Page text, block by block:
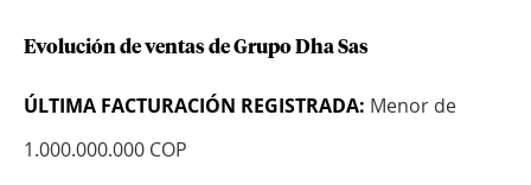
Evolución de ventas de Grupo Dha Sas
ÚLTIMA FACTURACIÓN REGISTRADA: Menor de
1.000.000.000 COP